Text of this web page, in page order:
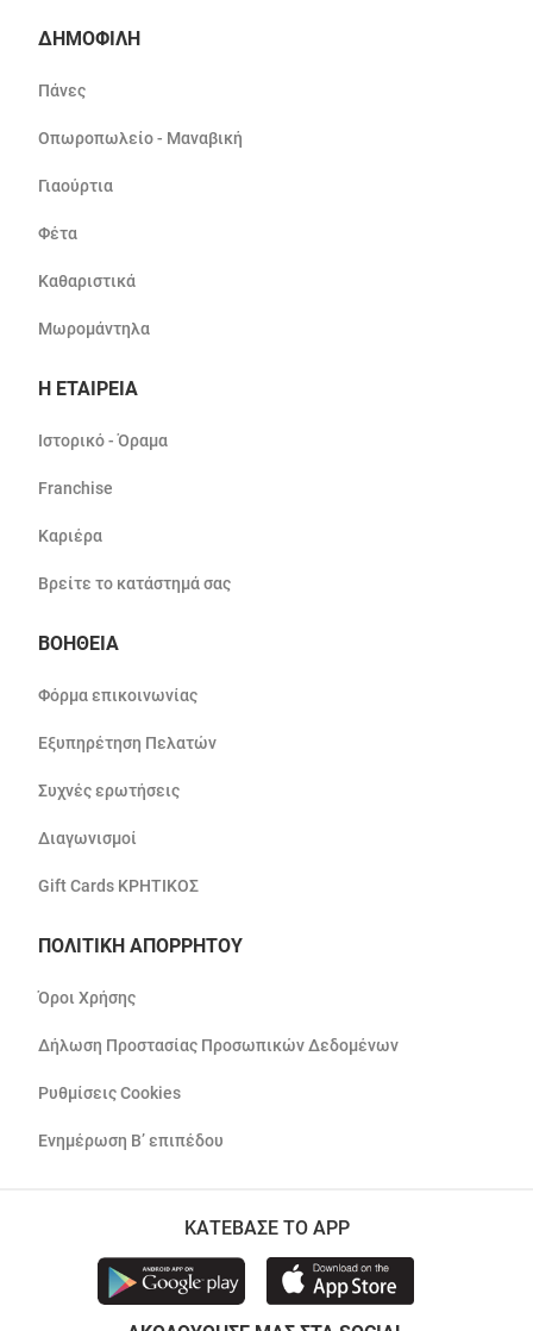
ΔΗΜΟΦΙΛΗ
Πάνες
Οπωροπωλείο - Μαναβική
Γιαούρτια
Φέτα
Καθαριστικά
Μωρομάντηλα
Η ΕΤΑΙΡΕΙΑ
Ιστορικό - Όραμα
Franchise
Καριέρα
Βρείτε το κατάστημά σας
ΒΟΗΘΕΙΑ
Φόρμα επικοινωνίας
Εξυπηρέτηση Πελατών
Συχνές ερωτήσεις
Διαγωνισμοί
Gift Cards ΚΡΗΤΙΚΟΣ
ΠΟΛΙΤΙΚΗ ΑΠΟΡΡΗΤΟΥ
Όροι Χρήσης
Δήλωση Προστασίας Προσωπικών Δεδομένων
Ρυθμίσεις Cookies
Ενημέρωση Β’ επιπέδου
ΚΑΤΕΒΑΣΕ ΤΟ APP